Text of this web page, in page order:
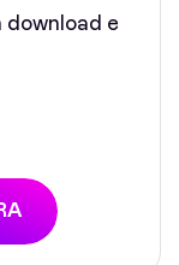
download e